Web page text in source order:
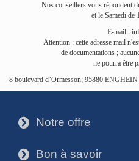
Nos conseillers vous répondent
et le Samedi de
E-mail :
Attention : cette adresse mail
de documentations ;
ne pourra être
8 boulevard d’Ormesson; 95880
3 Notre offre
3 Bon à savoir